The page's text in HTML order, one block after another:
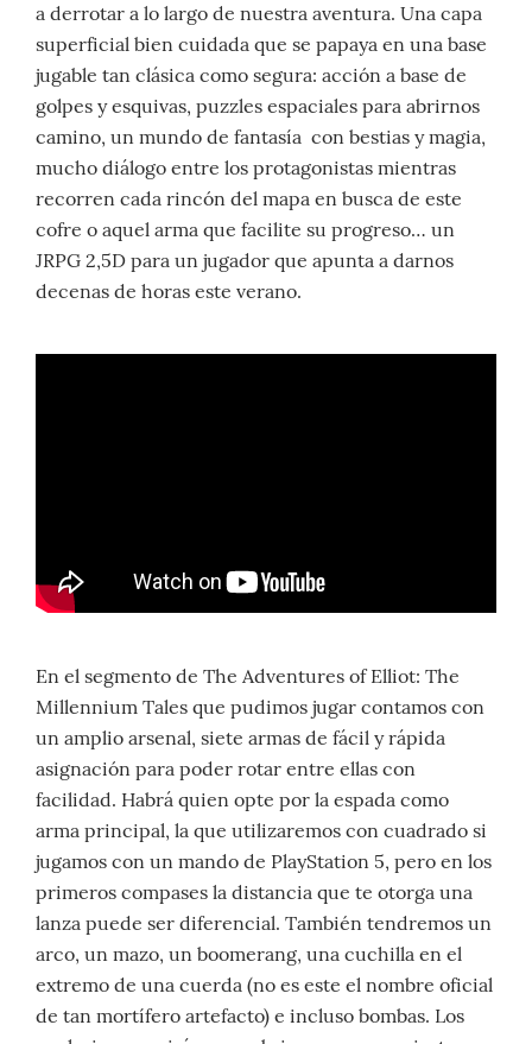
a derrotar a lo largo de nuestra aventura. Una capa
superficial bien cuidada que se papaya en una base
jugable tan clásica como segura: acción a base de
golpes y esquivas, puzzles espaciales para abrirnos
camino, un mundo de fantasía con bestias y magia,
mucho diálogo entre los protagonistas mientras
recorren cada rincón del mapa en busca de este
cofre o aquel arma que facilite su progreso… un
JRPG 2,5D para un jugador que apunta a darnos
decenas de horas este verano.
En el segmento de The Adventures of Elliot: The
Millennium Tales que pudimos jugar contamos con
un amplio arsenal, siete armas de fácil y rápida
asignación para poder rotar entre ellas con
facilidad. Habrá quien opte por la espada como
arma principal, la que utilizaremos con cuadrado si
jugamos con un mando de PlayStation 5, pero en los
primeros compases la distancia que te otorga una
lanza puede ser diferencial. También tendremos un
arco, un mazo, un boomerang, una cuchilla en el
extremo de una cuerda (no es este el nombre oficial
de tan mortífero artefacto) e incluso bombas. Los